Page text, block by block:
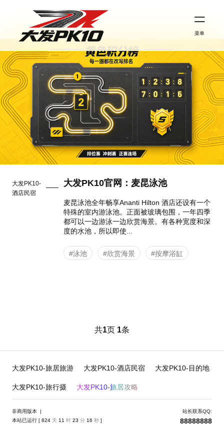
大发PK10-
酒店民宿
大发PK10官网：麦昆泳池
麦昆泳池全年畅享Ananti Hilton 酒店还设有一个
特殊的室内游泳池。正面被玻璃包围，一年四季
都可以一边游泳一边欣赏海景。有各种宽度和深
度的水池，所以即使...
#泳池 #欣赏海景 #按摩浴缸
共1页 1条
大发PK10-旅居旅游 大发PK10-酒店民宿 大发PK10-目的地
大发PK10-旅行摄 大发PK10-旅居攻略
非商用版本 |
本站已运行 [ 824 天 11 时 23 分 16 秒 ]
站长联系QQ:
88888888
菜单